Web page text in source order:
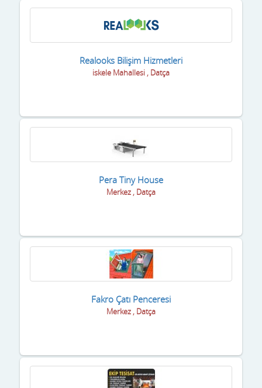
Realooks Bilişim Hizmetleri
iskele Mahallesi , Datça
Pera Tiny House
Merkez , Datça
Fakro Çatı Penceresi
Merkez , Datça